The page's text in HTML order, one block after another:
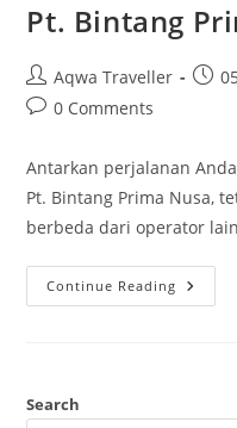
Pt. Bintang
Post
author:
Aqwa Traveller
Post
Post0 Comments
Antarkan perjalanan
Pt. Bintang Prima Nusa,
berbeda dari operator
Continue Reading Pt.
Bintang
Search